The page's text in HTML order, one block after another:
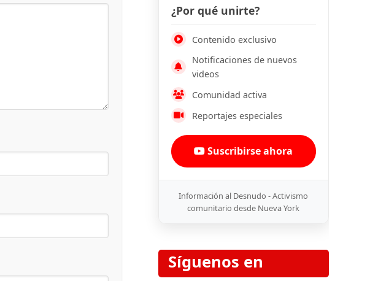
¿Por qué unirte?
Contenido exclusivo
Notificaciones de nuevos
videos
Comunidad activa
Reportajes especiales
Suscribirse ahora
Información al Desnudo - Activismo
comunitario desde Nueva York
Síguenos en